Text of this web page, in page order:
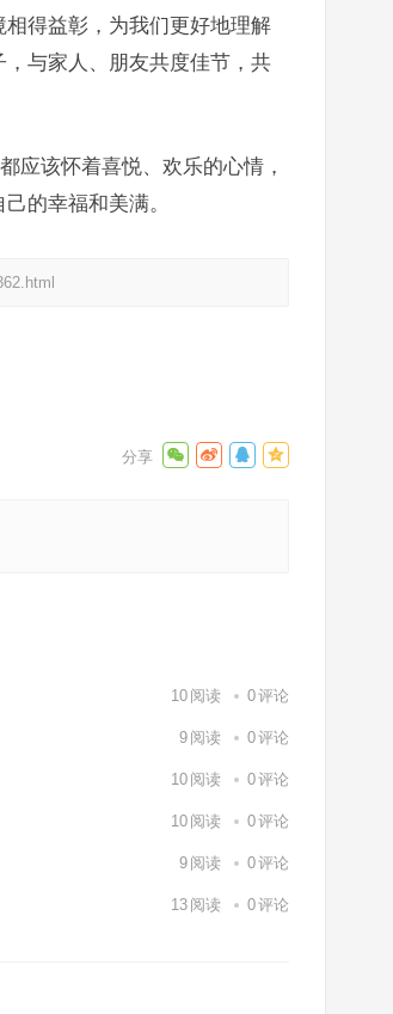
得益彰，为我们更好地理解
与家人、朋友共度佳节，共
应该怀着喜悦、欢乐的心情，
的幸福和美满。
10 阅读 0评论
9 阅读 0评论
10 阅读 0评论
10 阅读 0评论
9 阅读 0评论
13 阅读 0评论